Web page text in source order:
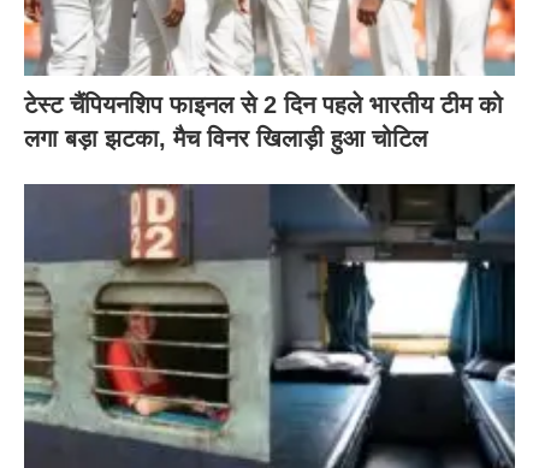
टेस्ट चैंपियनशिप फाइनल से 2 दिन पहले भारतीय टीम को
लगा बड़ा झटका, मैच विनर खिलाड़ी हुआ चोटिल